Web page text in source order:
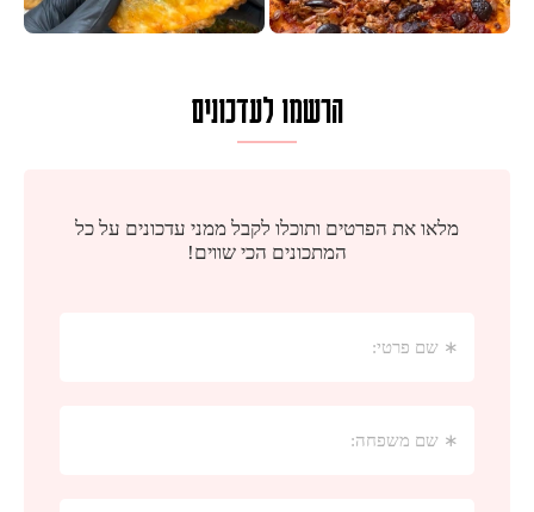
הרשמו לעדכונים